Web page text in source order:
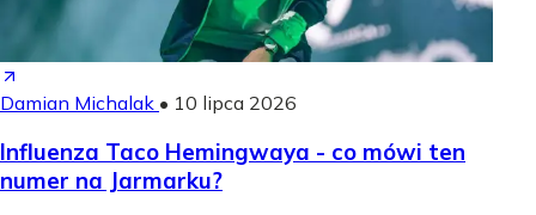
Damian Michalak • 10 lipca 2026
Influenza Taco Hemingwaya - co mówi ten
numer na Jarmarku?